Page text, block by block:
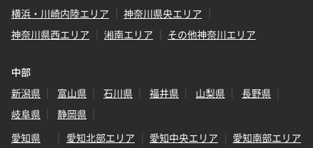
横浜・川崎内陸エリア
神奈川県央エリア
神奈川県西エリア
湘南エリア その他神奈川エリア
中部
新潟県
富山県 石川県 福井県 山梨県
長野県
岐阜県
静岡県
愛知県
愛知北部エリア 愛知中央エリア
愛知南部エリア